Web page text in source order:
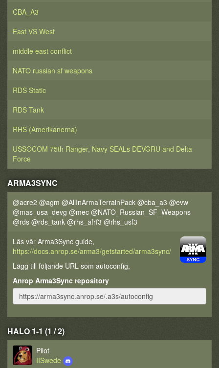
CBA_A3
East VS West
middle east conflict
NATO russian sf weapons
RDS Static
RDS Tank
RHS (Amerikanerna)
USSOCOM 75th Ranger, Navy SEALs DEVGRU and Delta
Force
ARMA3SYNC
@acre2 @agm @AllInArmaTerrainPack @cba_a3 @evw
@mas_usa_devg @mec @NATO_Russian_SF_Weapons
@rds @rds_tank @rhs_afrf3 @rhs_usf3
Läs vår Arma3Sync guide,
https://docs.anrop.se/arma3/getstarted/arma3sync/
Lägg till följande URL som autoconfig,
Anrop Arma3Sync repository
HALO 1-1 (1 / 2)
Pilot
IISwede